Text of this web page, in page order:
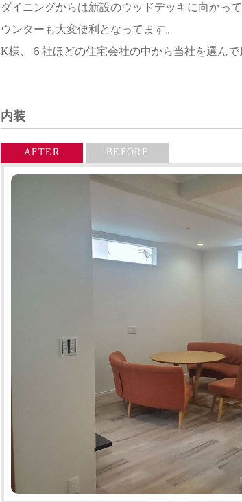
ダイニングからは新設のウッドデッキに向かっ
ウンターも大変便利となってます。
K様、６社ほどの住宅会社の中から当社を選んで
内装